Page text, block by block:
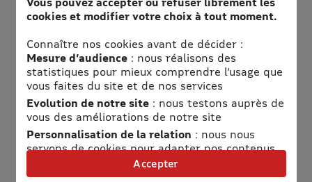
Informations pratiques
Téléphone
2010421500
Adresse
Aqualibi
Boulevard de l'Europe, 100,
1300 Wavre
Horaires
cookies et modifier votre choix à tout moment.
Connaître nos cookies avant de décider :
Mesure d’audience: nous réalisons des
statistiques pour mieux comprendre l’usage que
vous faites du site et de nos services
Evolution de notre site: nous testons auprès de
vous des améliorations de notre site
Personnalisation de la relation : nous nous
servons de cookies pour adapter nos contenus
et personnaliser nos offres
Univers publicitaire: nous utilisons avec nos
Accepter